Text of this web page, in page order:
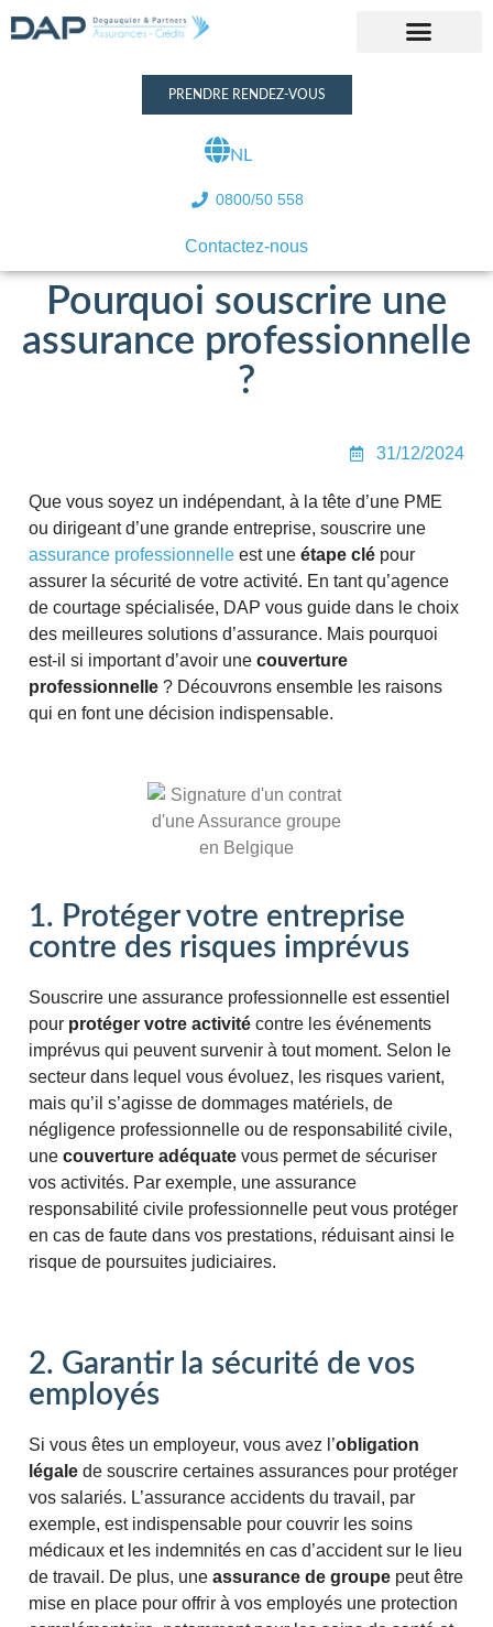
PRENDRE RENDEZ-VOUS
NL
0800/50 558
Contactez-nous
Pourquoi souscrire une
assurance professionnelle
?
31/12/2024
Que vous soyez un indépendant, à la tête d’une PME
ou dirigeant d’une grande entreprise, souscrire une
assurance professionnelle est une étape clé pour
assurer la sécurité de votre activité. En tant qu’agence
de courtage spécialisée, DAP vous guide dans le choix
des meilleures solutions d’assurance. Mais pourquoi
est-il si important d’avoir une couverture
professionnelle ? Découvrons ensemble les raisons
qui en font une décision indispensable.
1. Protéger votre entreprise
contre des risques imprévus
Souscrire une assurance professionnelle est essentiel
pour protéger votre activité contre les événements
imprévus qui peuvent survenir à tout moment. Selon le
secteur dans lequel vous évoluez, les risques varient,
mais qu’il s’agisse de dommages matériels, de
négligence professionnelle ou de responsabilité civile,
une couverture adéquate vous permet de sécuriser
vos activités. Par exemple, une assurance
responsabilité civile professionnelle peut vous protéger
en cas de faute dans vos prestations, réduisant ainsi le
risque de poursuites judiciaires​.
2. Garantir la sécurité de vos
employés
Si vous êtes un employeur, vous avez l’obligation
légale de souscrire certaines assurances pour protéger
vos salariés. L’assurance accidents du travail, par
exemple, est indispensable pour couvrir les soins
médicaux et les indemnités en cas d’accident sur le lieu
de travail. De plus, une assurance de groupe peut être
mise en place pour offrir à vos employés une protection